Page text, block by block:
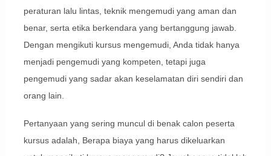
peraturan lalu lintas, teknik mengemudi yang aman dan
benar, serta etika berkendara yang bertanggung jawab.
Dengan mengikuti kursus mengemudi, Anda tidak hanya
menjadi pengemudi yang kompeten, tetapi juga
pengemudi yang sadar akan keselamatan diri sendiri dan
orang lain.
Pertanyaan yang sering muncul di benak calon peserta
kursus adalah, Berapa biaya yang harus dikeluarkan